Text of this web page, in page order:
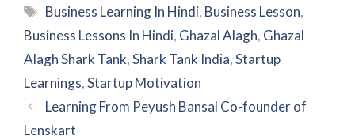
Tags
Business Learning In Hindi, Business Lesson,
Business Lessons In Hindi, Ghazal Alagh, Ghazal
Alagh Shark Tank,Shark Tank India,Startup
Learnings,Startup Motivation
Learning From Peyush Bansal Co-founder of
Lenskart